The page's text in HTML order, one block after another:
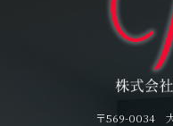
〒569-0034